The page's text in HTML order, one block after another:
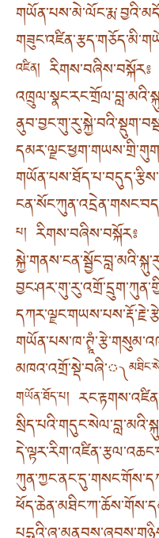
འཛིན། རིགས་བཞིས་བསྐོར༔
པ། རིགས་བཞིས་བསྐོར༔
མཁའ་འགྲོ་སྡེ་བཞི་༾
གཡོན་ཐོད་པ།